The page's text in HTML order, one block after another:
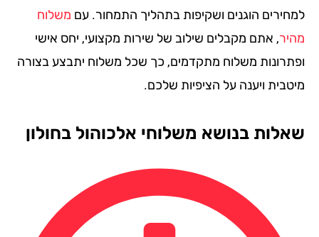
הוגנים ושקיפות בתהליך התמחור. עםמשלוח
, אתם מקבלים שילוב של שירות מקצועי, יחס אישי
משלוח מתקדמים, כך שכל משלוח יתבצע בצורה
ויענה על הציפיות שלכם.
בנושא משלוחי אלכוהול בחולון